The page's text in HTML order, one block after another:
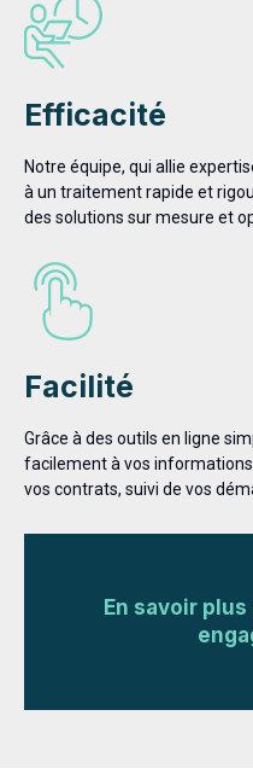
Efficacité
Notre équipe, qui allie
à un traitement rapide et
des solutions sur mesure et
Facilité
Grâce à des outils en ligne
facilement à vos
vos contrats, suivi de vos
En savoir